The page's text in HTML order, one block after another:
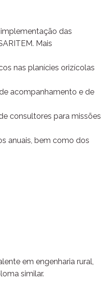
das
Mais
nas planícies orizícolas
acompanhamento e de
consultores para missões
anuais, bem como dos
em engenharia rural,
similar.